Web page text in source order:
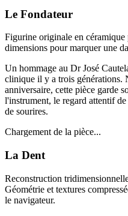
Le Fondateur
Figurine originale en céramique
dimensions pour marquer une
Un hommage au Dr José
clinique il y a trois générations.
anniversaire, cette pièce garde
l'instrument, le regard attentif
de sourires.
Chargement de la pièce...
La Dent
Reconstruction
Géométrie et textures
le navigateur.